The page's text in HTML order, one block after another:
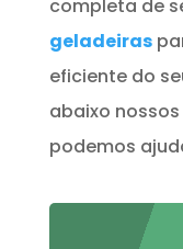
completa de
geladeiras
eficiente do
abaixo
podemos